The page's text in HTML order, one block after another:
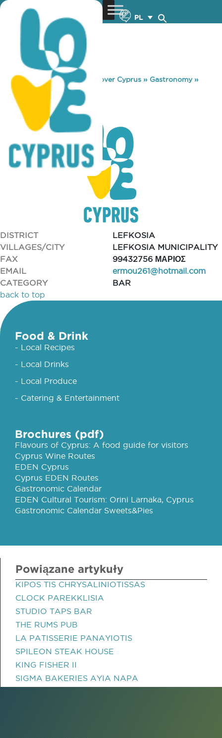
PL
You are here: Home »Discover Cyprus » Gastronomy»
ERMOU 261
ERMOU 261
DISTRICT
LEFKOSIA
VILLAGES/CITY
LEFKOSIA MUNICIPALITY
FAX
99432756 ΜΑΡΙΟΣ
EMAIL
ermou261@hotmail.com
CATEGORY
BAR
back to top
Food & Drink
- Local Recipes
- Local Drinks
- Local Produce
- Catering & Entertainment
Brochures (pdf)
Flavours of Cyprus: A food guide for visitors
Cyprus Wine Routes
EDEN Cyprus
Cyprus EDEN Routes
Gastronomic Calendar
EDEN Cultural Tourism: Orini Larnaka, Cyprus
Gastronomic Calendar Sweets&Pies
Powiązane artykuły
KIPOS TIS CHRYSALINIOTISSAS
CLOCK PAREKKLISIA
STUDIO TAPS BAR
THE RUMS PUB
LA PATISSERIE PANAYIOTIS
SPILEON STEAK HOUSE
KING FISHER II
SIGMA BAKERIES AYIA NAPA